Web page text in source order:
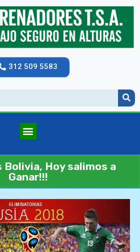
312 509 5583
Bolivia, Hoy salimos a
Ganar!!!